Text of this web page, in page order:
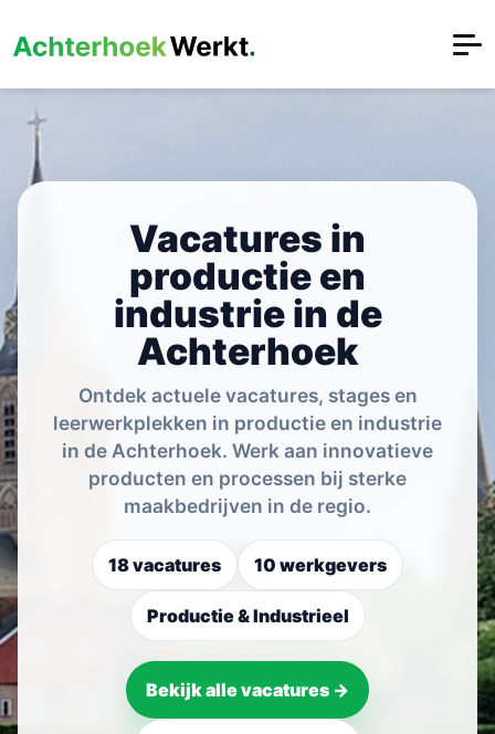
Vacatures in
productie en
industrie in de
Achterhoek
Ontdek actuele vacatures, stages en
leerwerkplekken in productie en industrie
in de Achterhoek. Werk aan innovatieve
producten en processen bij sterke
maakbedrijven in de regio.
18 vacatures 10 werkgevers
Productie & Industrieel
Bekijk alle vacatures →